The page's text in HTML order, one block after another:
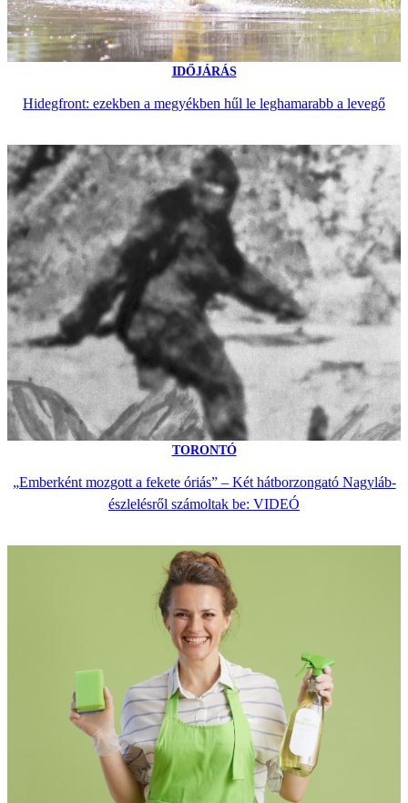
IDŐJÁRÁS
Hidegfront: ezekben a megyékben hűl le leghamarabb a levegő
TORONTÓ
„Emberként mozgott a fekete óriás” – Két hátborzongató Nagyláb-
észlelésről számoltak be: VIDEÓ